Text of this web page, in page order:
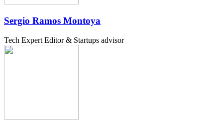
Sergio Ramos Montoya
Tech Expert Editor & Startups advisor